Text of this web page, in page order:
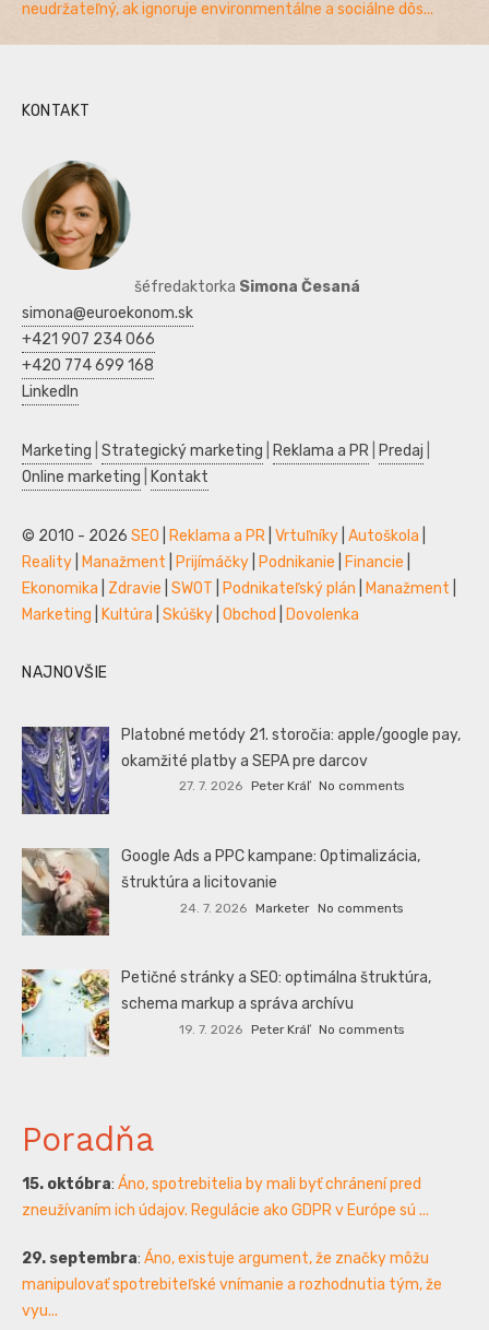
neudržateľný, ak ignoruje environmentálne a sociálne dôs...
KONTAKT
šéfredaktorka Simona Česaná
simona@euroekonom.sk
+421 907 234 066
+420 774 699 168
LinkedIn
Marketing Strategický marketing Reklama a PR Predaj
Online marketing
Kontakt
© 2010 - 2026 SEO Reklama a PR Vrtuľníky Autoškola
Reality
Manažment Prijímáčky Podnikanie Financie
Ekonomika
Zdravie SWOT Podnikateľský plán Manažment
Marketing
Kultúra Skúšky Obchod Dovolenka
NAJNOVŠIE
Platobné metódy 21. storočia: apple/google pay,
okamžité platby a SEPA pre darcov
27. 7. 2026 Peter Kráľ No comments
Google Ads a PPC kampane: Optimalizácia,
štruktúra a licitovanie
24. 7. 2026 Marketer No comments
Petičné stránky a SEO: optimálna štruktúra,
schema markup a správa archívu
19. 7. 2026 Peter Kráľ No comments
Poradňa
15. októbra: Áno, spotrebitelia by mali byť chránení pred
zneužívaním ich údajov. Regulácie ako GDPR v Európe sú ...
29. septembra: Áno, existuje argument, že značky môžu
manipulovať spotrebiteľské vnímanie a rozhodnutia tým, že
vyu...